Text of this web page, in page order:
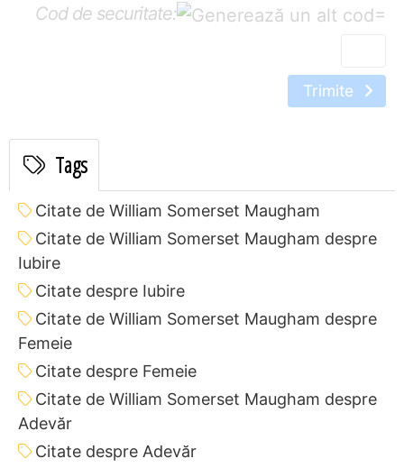
Cod de securitate: =
Trimite
Tags
Citate de William Somerset Maugham
Citate de William Somerset Maugham despre
Iubire
Citate despre Iubire
Citate de William Somerset Maugham despre
Femeie
Citate despre Femeie
Citate de William Somerset Maugham despre
Adevăr
Citate despre Adevăr